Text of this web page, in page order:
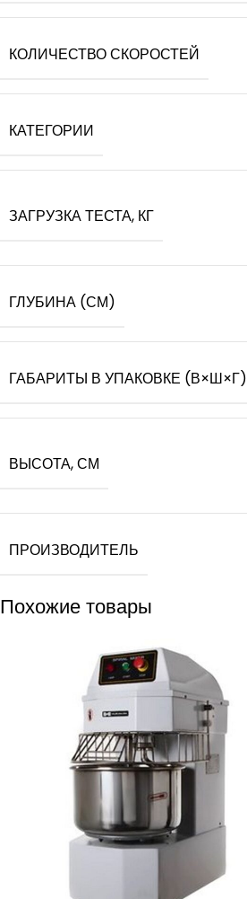
КОЛИЧЕСТВО СКОРОСТЕЙ
КАТЕГОРИИ
ЗАГРУЗКА ТЕСТА, КГ
ГЛУБИНА (СМ)
ГАБАРИТЫ В УПАКОВКЕ (В×Ш×Г)
ВЫСОТА, СМ
ПРОИЗВОДИТЕЛЬ
Похожие товары